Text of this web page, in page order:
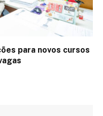
para novos cursos